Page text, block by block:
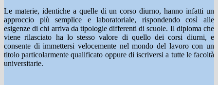
Le materie, identiche a quelle di un corso diurno, hanno infatti un
approccio più semplice e laboratoriale, rispondendo così alle
esigenze di chi arriva da tipologie differenti di scuole. Il diploma che
viene rilasciato ha lo stesso valore di quello dei corsi diurni, e
consente di immettersi velocemente nel mondo del lavoro con un
titolo particolarmente qualificato oppure di iscriversi a tutte le facoltà
universitarie.